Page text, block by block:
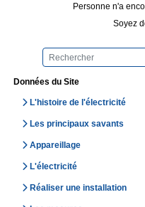
Données du Site
L'histoire de l'électricité
Les principaux savants
Appareillage
L'électricité
Réaliser une installation
Personne n'a
Soyez